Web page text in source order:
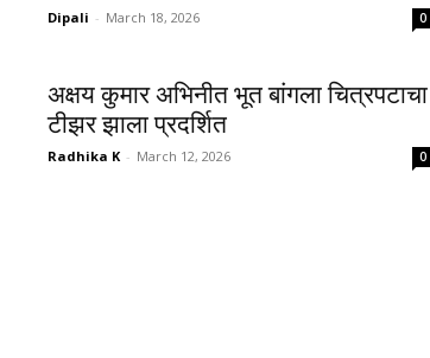
Dipali - March 18, 2026 0
अक्षय कुमार अभिनीत भूत बांगला चित्रपटाचा
टीझर झाला प्रदर्शित
Radhika K - March 12, 2026 0